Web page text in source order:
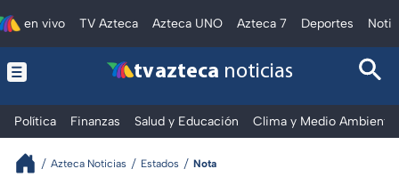
en vivo TV Azteca Azteca UNO Azteca 7 Deportes
tv azteca noticias
Política Finanzas Salud y Educación Clima y Medio Ambiente
Azteca Noticias Estados Nota